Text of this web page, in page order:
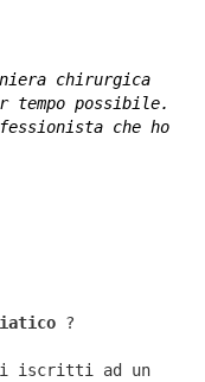
chirurgica
tempo possibile.
che ho
?
iscritti ad un